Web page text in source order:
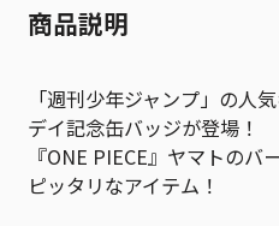
商品説明
「週刊少年ジャンプ」の人
デイ記念缶バッジが登場！
『ONE PIECE』ヤマトの
ピッタリなアイテム！